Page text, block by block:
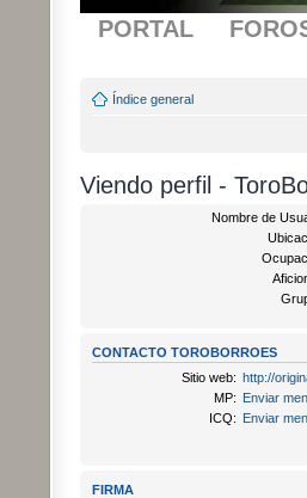
PORTAL
Índice general
Viendo perfil -
Nombre de
CONTACTO TOROBORROES
Sitio web: http://
MP: Enviar
ICQ: Enviar
FIRMA